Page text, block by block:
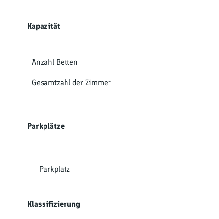
Kapazität
Anzahl Betten
Gesamtzahl der Zimmer
Parkplätze
Parkplatz
Klassifizierung